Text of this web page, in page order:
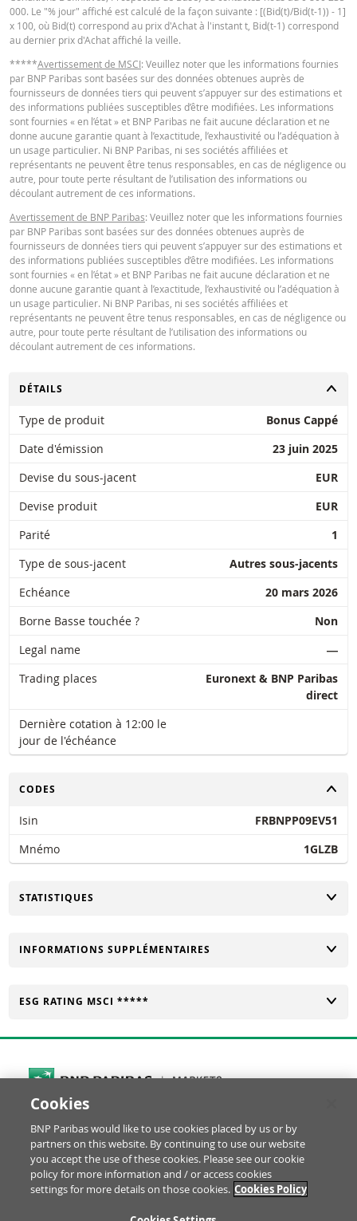
conseiller en investissement et n’a aucune obligation de fiduciaire à votre
en ce qui concerne le calculateur et / ou en relation avec des transactions
des produits émis par BNP Paribas ou d’autres transactions connexes. Vous
pouvez pas compter sur BNP Paribas pour des conseils en investissement
des recommandations de quelque nature que ce soit. Bien que les prix
soient basés sur des informations jugées fiables, leur exactitude ou leur
exhaustivité n'est pas garantie. BNP Paribas n'offre aucune garantie en ce
concerne les informations fournies par la calculatrice et décline toute
responsabilité pour tout dommage direct, indirect, spécial, accessoire,
immatériel ou consécutif (y compris le manque à gagner) résultant de
manière que ce soit de l'utilisation de la calculatrice par vous. ou vos
ou les informations contenues dans ce document. Les données de taux de
change saisies proviennent de BNP Paribas et s’appliquent strictement à la
fins d’information uniquement. L'information sur les prix ne constitue pas
invitation ou une offre d'achat ou de vente de titres ou d'autres instruments
financiers. Les informations sont exclusivement destinées à être utilisées
destinataires prévus. Il est interdit de reproduire, distribuer ou copier ces
informations, en tout ou en partie, à quelque fin que ce soit sans
expresse et préalable de BNP Paribas. De plus amples informations sont
disponibles sur demande auprès de BNP Paribas.
QUOTES
Latest Product Quotes CSV
000. Le "% jour" affiché est calculé de la façon suivante : [(Bid(t)/Bid(t-1)) - 1]
x 100, où Bid(t) correspond au prix d'Achat à l'instant t, Bid(t-1) correspond
au dernier prix d'Achat affiché la veille.
*****Avertissement de MSCI: Veuillez noter que les informations fournies
par BNP Paribas sont basées sur des données obtenues auprès de
fournisseurs de données tiers qui peuvent s’appuyer sur des estimations et
des informations publiées susceptibles d’être modifiées. Les informations
sont fournies « en l’état » et BNP Paribas ne fait aucune déclaration et ne
donne aucune garantie quant à l’exactitude, l’exhaustivité ou l’adéquation à
un usage particulier. Ni BNP Paribas, ni ses sociétés affiliées et
représentants ne peuvent être tenus responsables, en cas de négligence ou
autre, pour toute perte résultant de l’utilisation des informations ou
découlant autrement de ces informations.
Avertissement de BNP Paribas: Veuillez noter que les informations fournies
par BNP Paribas sont basées sur des données obtenues auprès de
fournisseurs de données tiers qui peuvent s’appuyer sur des estimations et
des informations publiées susceptibles d’être modifiées. Les informations
sont fournies « en l’état » et BNP Paribas ne fait aucune déclaration et ne
donne aucune garantie quant à l’exactitude, l’exhaustivité ou l’adéquation à
un usage particulier. Ni BNP Paribas, ni ses sociétés affiliées et
représentants ne peuvent être tenus responsables, en cas de négligence ou
autre, pour toute perte résultant de l’utilisation des informations ou
découlant autrement de ces informations.
CHANGER
DÉTAILS
Type de produit
Bonus Cappé
Date d'émission
23 juin 2025
Devise du sous-jacent
EUR
Devise produit
EUR
Parité
1
Type de sous-jacent
Autres sous-jacents
Echéance
20 mars 2026
Borne Basse touchée ?
Non
Legal name
―
Trading places
Euronext & BNP Paribas
direct
Dernière cotation à 12:00 le
jour de l'échéance
CHANGER
CODES
Isin
FRBNPP09EV51
Mnémo
1GLZB
CHANGER
STATISTIQUES
CHANGER
INFORMATIONS SUPPLÉMENTAIRES
CHANGER
ESG RATING MSCI *****
Cookies Settings
© BNP Paribas Produits de Bourse 2026
RéclamationGlossaireMentions Légales
Informations financièresPolitique Cookies
Notice Protection des Données
Cookies
BNP Paribas would like to use cookies placed by us or by
partners on this website. By continuing to use our website
you accept the use of these cookies. Please see our cookie
policy for more information and / or access cookies
settings for more details on those cookies. Cookies Policy